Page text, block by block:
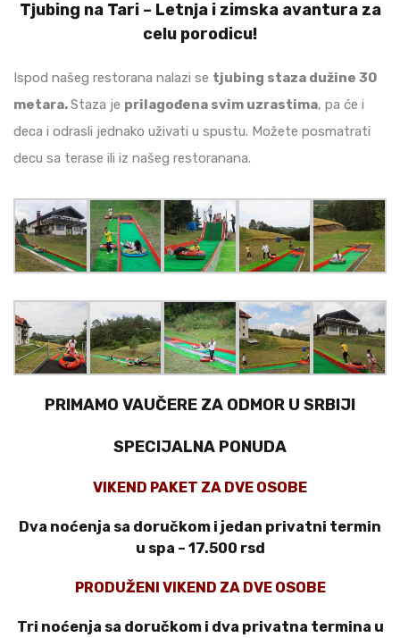
Tjubing na Tari – Letnja i zimska avantura za
celu porodicu!
Ispod našeg restorana nalazi se tjubing staza dužine 30
metara.Staza je prilagođena svim uzrastima, pa će i
deca i odrasli jednako uživati u spustu. Možete posmatrati
decu sa terase ili iz našeg restoranana.
PRIMAMO VAUČERE ZA ODMOR U SRBIJI
SPECIJALNA PONUDA
VIKEND PAKET ZA DVE OSOBE
Dva noćenja sa doručkom i jedan privatni termin
u spa – 17.500 rsd
PRODUŽENI VIKEND ZA DVE OSOBE
Tri noćenja sa doručkom i dva privatna termina u